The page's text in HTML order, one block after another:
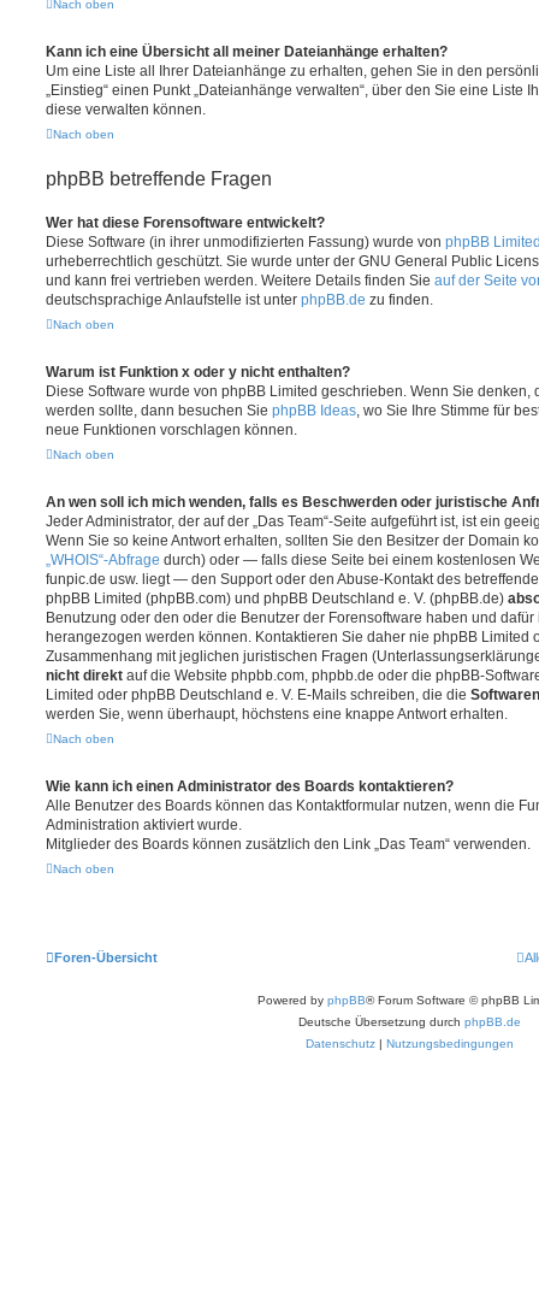
Nach oben
Kann ich eine Übersicht all meiner Dateianhänge erhalten?
Um eine Liste all Ihrer Dateianhänge zu erhalten, gehen Sie in den
„Einstieg“ einen Punkt „Dateianhänge verwalten“, über den Sie eine Liste
diese verwalten können.
Nach oben
phpBB betreffende Fragen
Wer hat diese Forensoftware entwickelt?
Diese Software (in ihrer unmodifizierten Fassung) wurde von phpBB
urheberrechtlich geschützt. Sie wurde unter der GNU General Public
und kann frei vertrieben werden. Weitere Details finden Sie auf der Seite
deutschsprachige Anlaufstelle ist unter phpBB.de zu finden.
Nach oben
Warum ist Funktion x oder y nicht enthalten?
Diese Software wurde von phpBB Limited geschrieben. Wenn Sie denken,
werden sollte, dann besuchen Sie phpBB Ideas, wo Sie Ihre Stimme für
neue Funktionen vorschlagen können.
Nach oben
An wen soll ich mich wenden, falls es Beschwerden oder juristische
Jeder Administrator, der auf der „Das Team“-Seite aufgeführt ist, ist ein
Wenn Sie so keine Antwort erhalten, sollten Sie den Besitzer der Domain
„WHOIS“-Abfrage durch) oder — falls diese Seite bei einem kostenlosen
funpic.de usw. liegt — den Support oder den Abuse-Kontakt des
phpBB Limited (phpBB.com) und phpBB Deutschland e. V. (phpBB.de)
Benutzung oder den oder die Benutzer der Forensoftware haben und
herangezogen werden können. Kontaktieren Sie daher nie phpBB Limited
Zusammenhang mit jeglichen juristischen Fragen
nicht direkt auf die Website phpbb.com, phpbb.de oder die phpBB-
Limited oder phpBB Deutschland e. V. E-Mails schreiben, die die
werden Sie, wenn überhaupt, höchstens eine knappe Antwort erhalten.
Nach oben
Wie kann ich einen Administrator des Boards kontaktieren?
Alle Benutzer des Boards können das Kontaktformular nutzen, wenn die
Administration aktiviert wurde.
Mitglieder des Boards können zusätzlich den Link „Das Team“ verwenden.
Nach oben
Foren-Übersicht
Powered by phpBB® Forum Software © phpBB
Deutsche Übersetzung durch phpBB.de
Datenschutz | Nutzungsbedingungen